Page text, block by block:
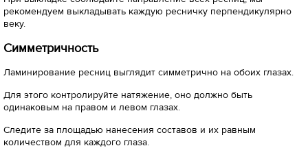
рекомендуем выкладывать каждую ресничку перпендикулярно
веку.
Симметричность
Ламинирование ресниц выглядит симметрично на обоих глазах.
Для этого контролируйте натяжение, оно должно быть
одинаковым на правом и левом глазах.
Следите за площадью нанесения составов и их равным
количеством для каждого глаза.